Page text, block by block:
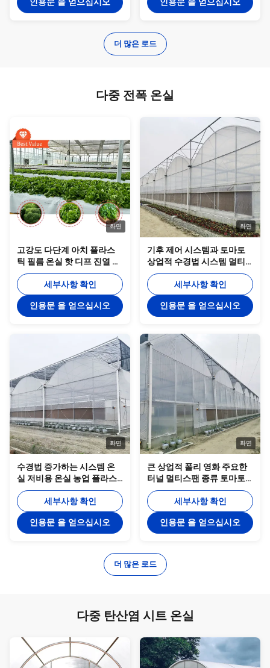
더 많은 로드
다중 전폭 온실
화면
고강도 다단계 아치 플라스
틱 필름 온실 핫 디프 진열 철
강 파이프 농업 온실
세부사항 확인
인용문 을 얻으십시오
화면
기후 제어 시스템과 토마토
상업적 수경법 시스템 멀티
스팬 온실가스
세부사항 확인
인용문 을 얻으십시오
화면
수경법 증가하는 시스템 온
실 저비용 온실 농업 플라스
틱 온실
세부사항 확인
인용문 을 얻으십시오
화면
큰 상업적 폴리 영화 주요한
터널 멀티스팬 종류 토마토
수경법 온실
세부사항 확인
인용문 을 얻으십시오
더 많은 로드
다중 탄산염 시트 온실